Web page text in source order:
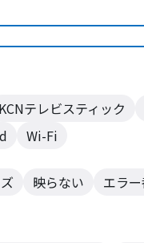
KCNテレビスティック
Wi-Fi
映らない
エラ